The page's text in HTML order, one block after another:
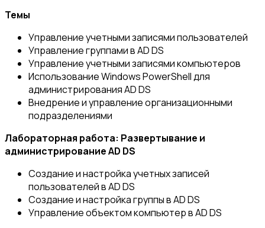
Темы
Управление учетными записями пользователей
Управление группами в AD DS
Управление учетными записями компьютеров
Использование Windows PowerShell для
администрирования AD DS
Внедрение и управление организационными
подразделениями
Лабораторная работа: Развертывание и
администрирование AD DS
Создание и настройка учетных записей
пользователей в AD DS
Создание и настройка группы в AD DS
Управление объектом компьютер в AD DS